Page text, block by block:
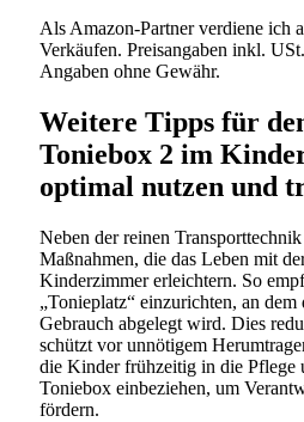
Als Amazon-Partner verdiene ich
Verkäufen. Preisangaben inkl.
Angaben ohne Gewähr.
Weitere Tipps für
Toniebox 2 im
optimal nutzen und
Neben der reinen
Maßnahmen, die das Leben mit
Kinderzimmer erleichtern. So
„Tonieplatz“ einzurichten, an dem
Gebrauch abgelegt wird. Dies
schützt vor unnötigem
die Kinder frühzeitig in die Pflege
Toniebox einbeziehen, um
fördern.